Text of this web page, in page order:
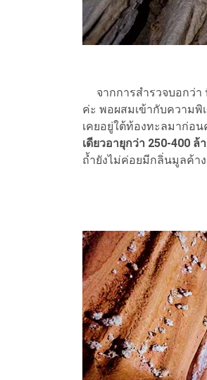
จากการสำรวจบอกว่า
ค่ะ พอผสมเข้ากับความพิ
เคยอยู่ใต้ท้องทะลมาก่อ
เดียวอายุกว่า 250-400 ล้
ถ้ำยังไม่ค่อยมีกลิ่นมูลค้า